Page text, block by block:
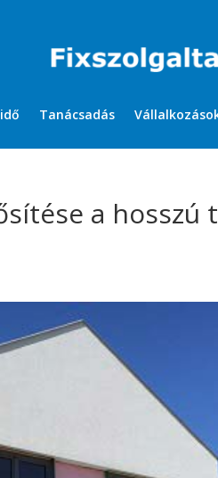
Tanácsadás
a hosszú